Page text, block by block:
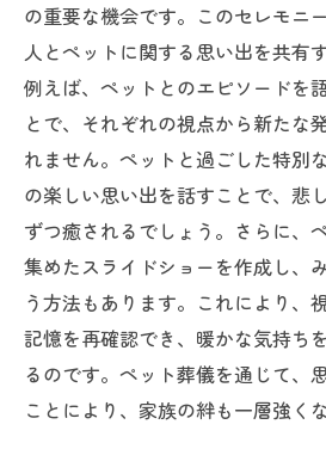
の重要な機会です。このセレモニ
人とペットに関する思い出を共有
例えば、ペットとのエピソードを
とで、それぞれの視点から新たな
れません。ペットと過ごした特別
の楽しい思い出を話すことで、悲
ずつ癒されるでしょう。さらに、
集めたスライドショーを作成し、
う方法もあります。これにより、
記憶を再確認でき、暖かな気持ち
るのです。ペット葬儀を通じて、
ことにより、家族の絆も一層強く